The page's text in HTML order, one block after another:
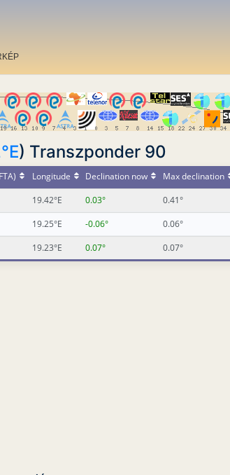
) Transzponder 90
Longitude Declination now Max declination
19.42°E 0.03° 0.41°
19.25°E -0.06° 0.06°
19.23°E 0.07° 0.07°